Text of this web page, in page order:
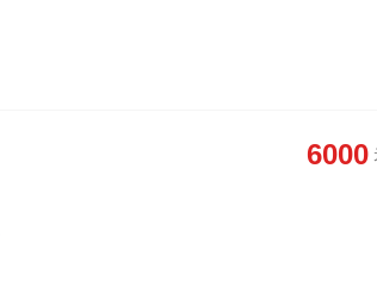
6000